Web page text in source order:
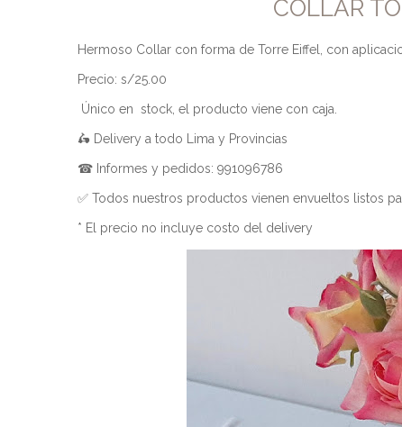
COLLAR
Hermoso Collar con forma de Torre Eiffel, con
Precio: s/25.00
Único en stock, el producto viene con caja.
🛵 Delivery a todo Lima y Provincias
☎ Informes y pedidos: 991096786
✅ Todos nuestros productos vienen envueltos listos
* El precio no incluye costo del delivery